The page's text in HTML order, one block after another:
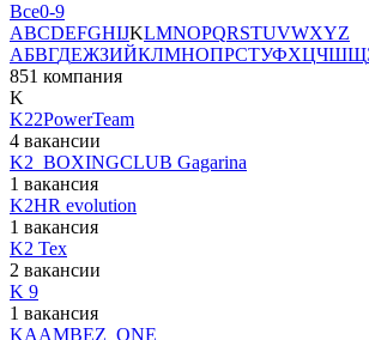
Все0-9
ABCDEFGHIJKLMNOPQRSTUVWXYZ
АБВГДЕЖЗИЙКЛМНОПРСТУФХЦЧШЩ
851 компания
K
K22PowerTeam
4 вакансии
K2_BOXINGCLUB Gagarina
1 вакансия
K2HR evolution
1 вакансия
K2 Тех
2 вакансии
K 9
1 вакансия
KAAMBEZ_ONE